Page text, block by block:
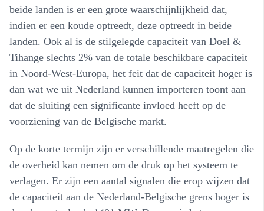
beide landen is er een grote waarschijnlijkheid dat,
indien er een koude optreedt, deze optreedt in beide
landen. Ook al is de stilgelegde capaciteit van Doel &
Tihange slechts 2% van de totale beschikbare capaciteit
in Noord-West-Europa, het feit dat de capaciteit hoger is
dan wat we uit Nederland kunnen importeren toont aan
dat de sluiting een significante invloed heeft op de
voorziening van de Belgische markt.
Op de korte termijn zijn er verschillende maatregelen die
de overheid kan nemen om de druk op het systeem te
verlagen. Er zijn een aantal signalen die erop wijzen dat
de capaciteit aan de Nederland-Belgische grens hoger is